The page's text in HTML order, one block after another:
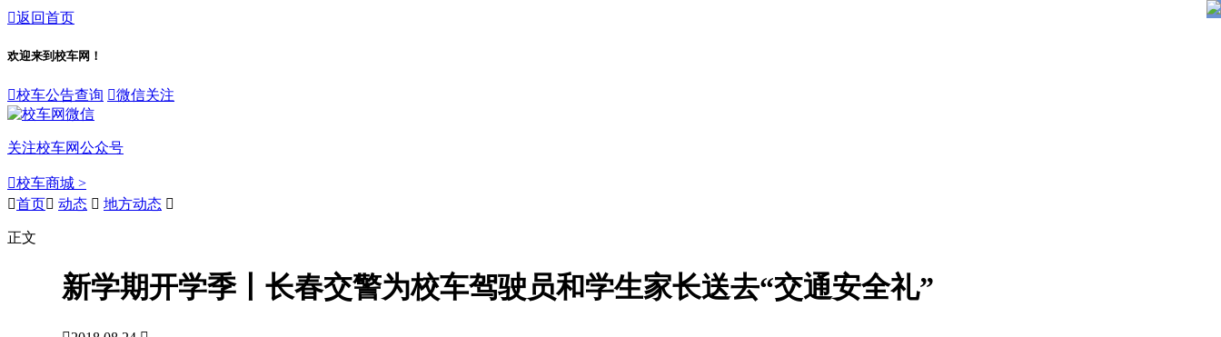
返回首页
欢迎来到校车网！
校车公告查询 微信关注
关注校车网公众号
校车商城 >
首页 动态  地方动态 
正文
新学期开学季丨长春交警为校车驾驶员和学生家长送去“交通安全礼”